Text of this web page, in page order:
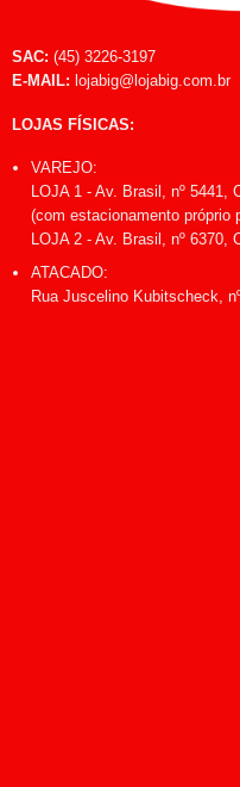
SAC: (45) 3226-3197
E-MAIL: lojabig@lojabig.com.br
LOJAS FÍSICAS:
VAREJO:
LOJA 1 - Av. Brasil, nº 5441,
(com estacionamento próprio
LOJA 2 - Av. Brasil, nº 6370,
ATACADO:
Rua Juscelino Kubitscheck,